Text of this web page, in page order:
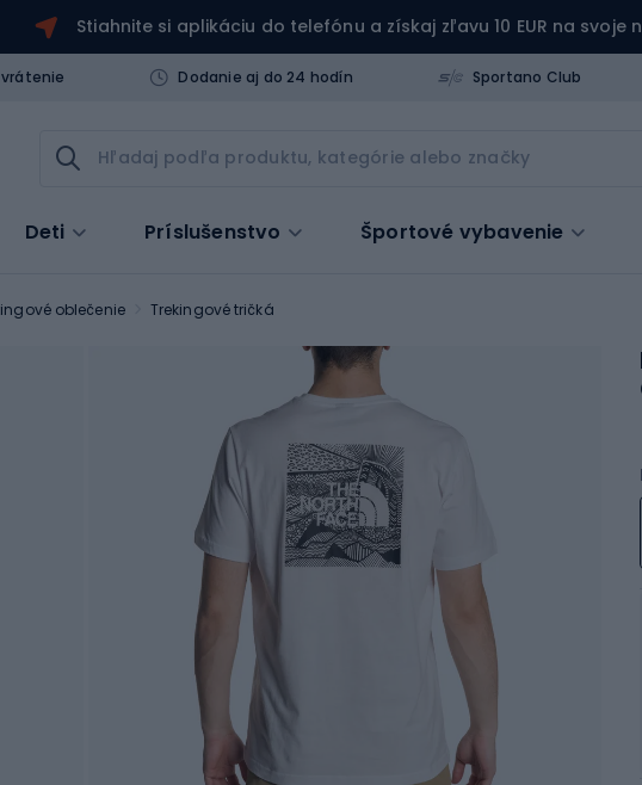
Stiahnite si aplikáciu do telefónu a získaj zľavu 10 EUR na svoje
Dodanie aj do 24 hodín Sportano Club
Deti Príslušenstvo Športové vybavenie
oblečenie Trekingové tričká